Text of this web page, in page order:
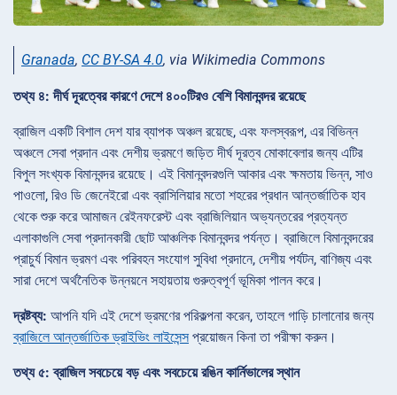
Granada, CC BY-SA 4.0, via Wikimedia Commons
তথ্য ৪: দীর্ঘ দূরত্বের কারণে দেশে ৪০০টিরও বেশি বিমানবন্দর রয়েছে
ব্রাজিল একটি বিশাল দেশ যার ব্যাপক অঞ্চল রয়েছে, এবং ফলস্বরূপ, এর বিভিন্ন
অঞ্চলে সেবা প্রদান এবং দেশীয় ভ্রমণে জড়িত দীর্ঘ দূরত্ব মোকাবেলার জন্য এটির
বিপুল সংখ্যক বিমানবন্দর রয়েছে। এই বিমানবন্দরগুলি আকার এবং ক্ষমতায় ভিন্ন, সাও
পাওলো, রিও ডি জেনেইরো এবং ব্রাসিলিয়ার মতো শহরের প্রধান আন্তর্জাতিক হাব
থেকে শুরু করে আমাজন রেইনফরেস্ট এবং ব্রাজিলিয়ান অভ্যন্তরের প্রত্যন্ত
এলাকাগুলি সেবা প্রদানকারী ছোট আঞ্চলিক বিমানবন্দর পর্যন্ত। ব্রাজিলে বিমানবন্দরের
প্রাচুর্য বিমান ভ্রমণ এবং পরিবহন সংযোগ সুবিধা প্রদানে, দেশীয় পর্যটন, বাণিজ্য এবং
সারা দেশে অর্থনৈতিক উন্নয়নে সহায়তায় গুরুত্বপূর্ণ ভূমিকা পালন করে।
দ্রষ্টব্য: আপনি যদি এই দেশে ভ্রমণের পরিকল্পনা করেন, তাহলে গাড়ি চালানোর জন্য
ব্রাজিলে আন্তর্জাতিক ড্রাইভিং লাইসেন্সপ্রয়োজন কিনা তা পরীক্ষা করুন।
তথ্য ৫: ব্রাজিল সবচেয়ে বড় এবং সবচেয়ে রঙিন কার্নিভালের স্থান